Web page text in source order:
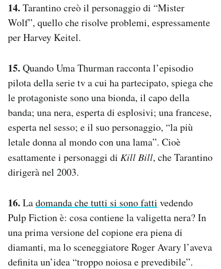
14. Tarantino creò il personaggio di “Mister
Wolf”, quello che risolve problemi, espressamente
per Harvey Keitel.
15. Quando Uma Thurman racconta l’episodio
pilota della serie tv a cui ha partecipato, spiega che
le protagoniste sono una bionda, il capo della
banda; una nera, esperta di esplosivi; una francese,
esperta nel sesso; e il suo personaggio, “la più
letale donna al mondo con una lama”. Cioè
esattamente i personaggi di Kill Bill, che Tarantino
dirigerà nel 2003.
16. Ladomanda che tutti si sono fatti vedendo
Pulp Fiction è: cosa contiene la valigetta nera? In
una prima versione del copione era piena di
diamanti, ma lo sceneggiatore Roger Avary l’aveva
definita un’idea “troppo noiosa e prevedibile”.